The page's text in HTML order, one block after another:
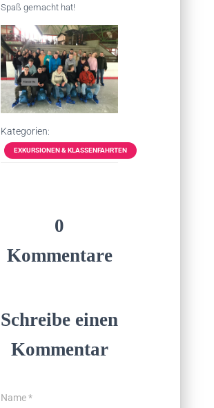
Spaß gemacht hat!
Kategorien:
EXKURSIONEN & KLASSENFAHRTEN
0
Kommentare
Schreibe einen
Kommentar
Name*